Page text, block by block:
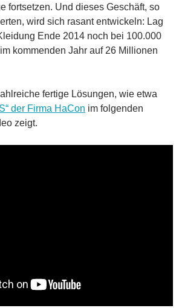
fortsetzen. Und dieses Geschäft, so
wird sich rasant entwickeln: Lag
Ende 2014 noch bei 100.000
kommenden Jahr auf 26 Millionen
fertige Lösungen, wie etwa
der Firma HaCon im folgenden
zeigt.